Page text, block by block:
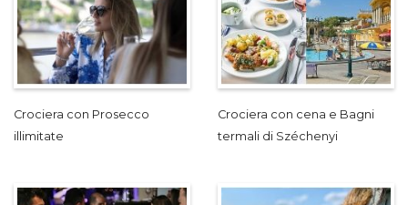
Crociera con Prosecco
illimitate
Crociera con cena e Bagni
termali di Széchenyi